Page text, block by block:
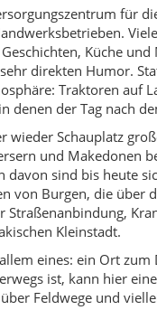
ist, kann hier
Feldwege und
touristischer
von
ihre
sitzen ältere Männer
zwischen
Teestuben, in denen
diskutiert.
Halay-Tanz und
ist sichtbar, aber